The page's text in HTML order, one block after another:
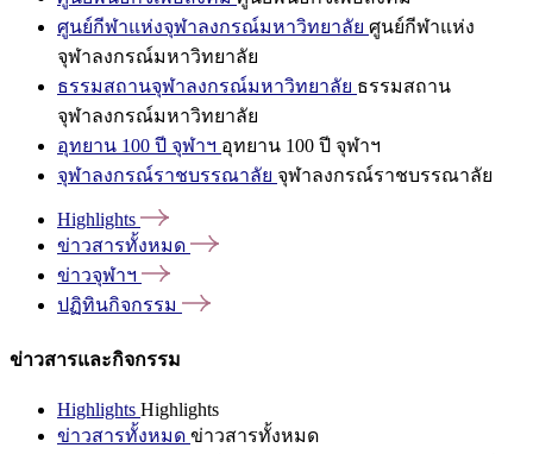
ศูนย์กีฬาแห่งจุฬาลงกรณ์มหาวิทยาลัย ศูนย์กีฬาแห่ง
จุฬาลงกรณ์มหาวิทยาลัย
ธรรมสถานจุฬาลงกรณ์มหาวิทยาลัย ธรรมสถาน
จุฬาลงกรณ์มหาวิทยาลัย
อุทยาน 100 ปี จุฬาฯ อุทยาน 100 ปี จุฬาฯ
จุฬาลงกรณ์ราชบรรณาลัย จุฬาลงกรณ์ราชบรรณาลัย
Highlights
ข่าวสารทั้งหมด
ข่าวจุฬาฯ
ปฏิทินกิจกรรม
ข่าวสารและกิจกรรม
Highlights Highlights
ข่าวสารทั้งหมด ข่าวสารทั้งหมด